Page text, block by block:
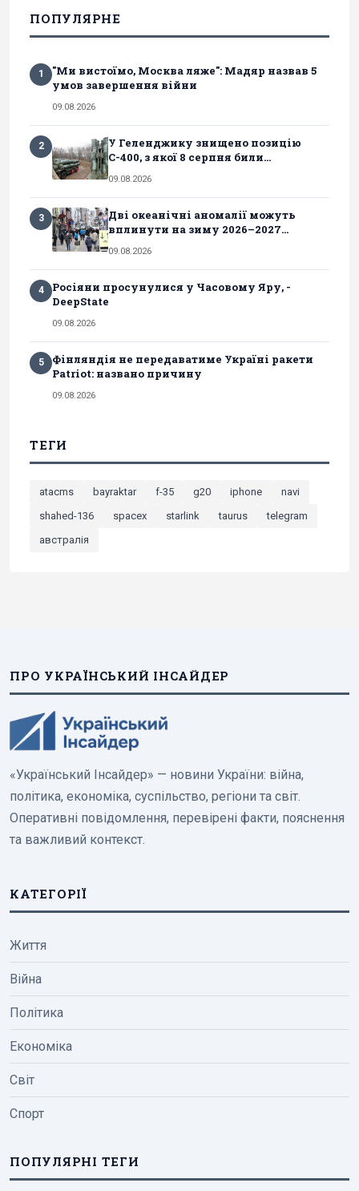
ПОПУЛЯРНЕ
1
"Ми вистоїмо, Москва ляже": Мадяр назвав 5
умов завершення війни
09.08.2026
2
У Геленджику знищено позицію
С-400, з якої 8 серпня били...
09.08.2026
3
Дві океанічні аномалії можуть
вплинути на зиму 2026–2027...
09.08.2026
4
Росіяни просунулися у Часовому Яру, -
DeepState
09.08.2026
5
Фінляндія не передаватиме Україні ракети
Patriot: названо причину
09.08.2026
ТЕГИ
atacms bayraktar f-35 g20 iphone
navi
shahed-136
spacex starlink taurus
telegram
австралія
ПРО УКРАЇНСЬКИЙ ІНСАЙДЕР
«Український Інсайдер» — новини України: війна,
політика, економіка, суспільство, регіони та світ.
Оперативні повідомлення, перевірені факти, пояснення
та важливий контекст.
КАТЕГОРІЇ
Життя
Війна
Політика
Економіка
Світ
Спорт
ПОПУЛЯРНІ ТЕГИ